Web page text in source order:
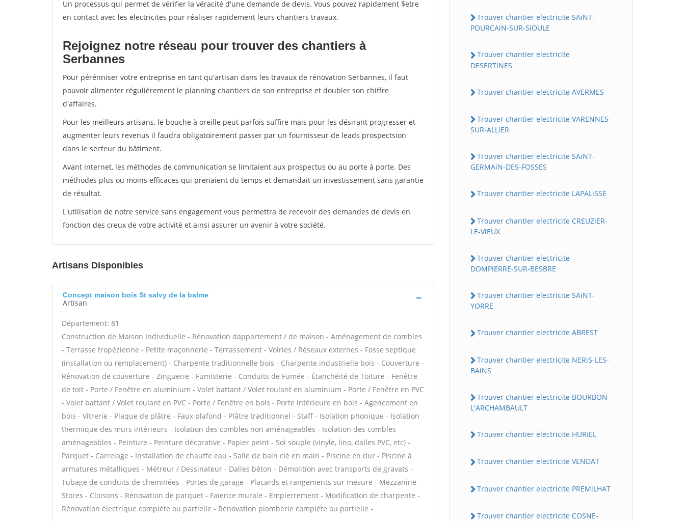
Un processus qui permet de vérifier la véracité d'une demande de devis. Vous pouvez rapidement $etre
en contact avec les electricites pour réaliser rapidement leurs chantiers travaux.
Rejoignez notre réseau pour trouver des chantiers à
Serbannes
Pour pérénniser votre entreprise en tant qu'artisan dans les travaux de rénovation Serbannes, il faut
pouvoir alimenter régulièrement le planning chantiers de son entreprise et doubler son chiffre
d'affaires.
Pour les meilleurs artisans, le bouche à oreille peut parfois suffire mais pour les désirant progresser et
augmenter leurs revenus il faudra obligatoirement passer par un fournisseur de leads prospectsion
dans le secteur du bâtiment.
Avant internet, les méthodes de communication se limitaient aux prospectus ou au porte à porte. Des
méthodes plus ou moins efficaces qui prenaient du temps et demandait un investissement sans garantie
de résultat.
L'utilisation de notre service sans engagement vous permettra de recevoir des demandes de devis en
fonction des creux de votre activité et ainsi assurer un avenir à votre société.
Artisans Disponibles
Concept maison bois St salvy de la balme
Artisan
Département: 81
Construction de Maison Individuelle - Rénovation dappartement / de maison - Aménagement de combles
- Terrasse tropézienne - Petite maçonnerie - Terrassement - Voiries / Réseaux externes - Fosse septique
(installation ou remplacement) - Charpente traditionnelle bois - Charpente industrielle bois - Couverture -
Rénovation de couverture - Zinguerie - Fumisterie - Conduits de Fumée - Étanchéité de Toiture - Fenêtre
de toit - Porte / Fenêtre en aluminium - Volet battant / Volet roulant en aluminium - Porte / Fenêtre en PVC
- Volet battant / Volet roulant en PVC - Porte / Fenêtre en bois - Porte intérieure en bois - Agencement en
bois - Vitrerie - Plaque de plâtre - Faux plafond - Plâtre traditionnel - Staff - Isolation phonique - Isolation
thermique des murs intérieurs - Isolation des combles non aménageables - Isolation des combles
aménageables - Peinture - Peinture décorative - Papier peint - Sol souple (vinyle, lino, dalles PVC, etc) -
Parquet - Carrelage - Installation de chauffe eau - Salle de bain clé en main - Piscine en dur - Piscine à
armatures métalliques - Métreur / Dessinateur - Dalles béton - Démolition avec transports de gravats -
Tubage de conduits de cheminées - Portes de garage - Placards et rangements sur mesure - Mezzanine -
Stores - Cloisons - Rénovation de parquet - Faïence murale - Empierrement - Modification de charpente -
Rénovation électrique complète ou partielle - Rénovation plomberie complète ou partielle -
Trouver chantier electricite SAiNT-
POURCAiN-SUR-SiOULE
Trouver chantier electricite
DESERTiNES
Trouver chantier electricite AVERMES
Trouver chantier electricite VARENNES-
SUR-ALLiER
Trouver chantier electricite SAiNT-
GERMAiN-DES-FOSSES
Trouver chantier electricite LAPALiSSE
Trouver chantier electricite CREUZiER-
LE-ViEUX
Trouver chantier electricite
DOMPiERRE-SUR-BESBRE
Trouver chantier electricite SAiNT-
YORRE
Trouver chantier electricite ABREST
Trouver chantier electricite NERiS-LES-
BAiNS
Trouver chantier electricite BOURBON-
L'ARCHAMBAULT
Trouver chantier electricite HURiEL
Trouver chantier electricite VENDAT
Trouver chantier electricite PREMiLHAT
Trouver chantier electricite COSNE-